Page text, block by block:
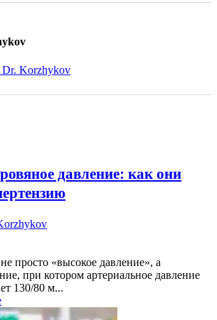
Dr. Korzhykov
давление: как они
просто «высокое давление», а
при котором артериальное давление
130/80 м...